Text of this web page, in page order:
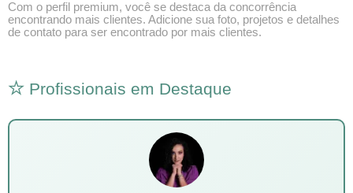
Com o perfil premium, você se destaca da concorrência
encontrando mais clientes. Adicione sua foto, projetos e detalhes
de contato para ser encontrado por mais clientes.
Profissionais em Destaque